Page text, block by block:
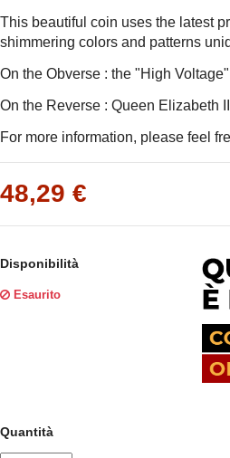
This beautiful coin uses the latest
shimmering colors and patterns
On the Obverse : the "High
On the Reverse : Queen Elizabeth
For more information, please feel
48,29 €
Disponibilità
Esaurito
Quantità